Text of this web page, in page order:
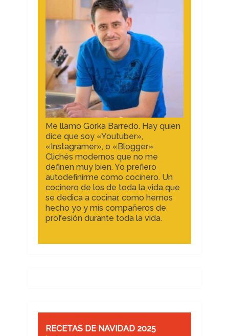
Me llamo Gorka Barredo. Hay quien
dice que soy «Youtuber»,
«Instagramer», o «Blogger».
Clichés modernos que no me
definen muy bien. Yo prefiero
autodefinirme como cocinero. Un
cocinero de los de toda la vida que
se dedica a cocinar, como hemos
hecho yo y mis compañeros de
profesión durante toda la vida.
RECETAS DE NAVIDAD 2025